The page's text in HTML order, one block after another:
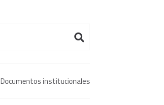
Documentos institucionales